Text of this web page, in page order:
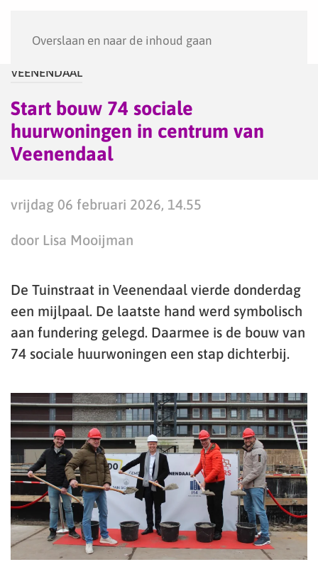
Overslaan en naar de inhoud gaan
VEENENDAAL
Start bouw 74 sociale
huurwoningen in centrum van
Veenendaal
vrijdag 06 februari 2026, 14.55
door Lisa Mooijman
De Tuinstraat in Veenendaal vierde donderdag
een mijlpaal. De laatste hand werd symbolisch
aan fundering gelegd. Daarmee is de bouw van
74 sociale huurwoningen een stap dichterbij.